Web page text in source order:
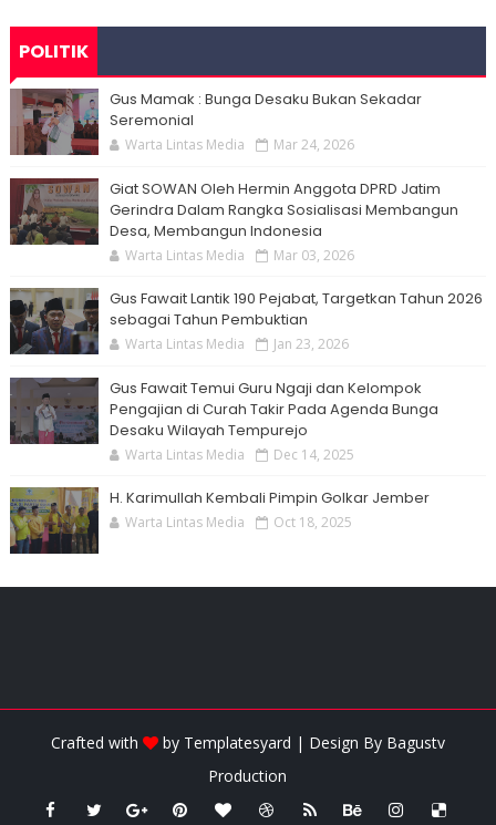
POLITIK
Gus Mamak : Bunga Desaku Bukan Sekadar
Seremonial
Warta Lintas Media Mar 24, 2026
Giat SOWAN Oleh Hermin Anggota DPRD Jatim
Gerindra Dalam Rangka Sosialisasi Membangun
Desa, Membangun Indonesia
Warta Lintas Media Mar 03, 2026
Gus Fawait Lantik 190 Pejabat, Targetkan Tahun 2026
sebagai Tahun Pembuktian
Warta Lintas Media Jan 23, 2026
Gus Fawait Temui Guru Ngaji dan Kelompok
Pengajian di Curah Takir Pada Agenda Bunga
Desaku Wilayah Tempurejo
Warta Lintas Media Dec 14, 2025
H. Karimullah Kembali Pimpin Golkar Jember
Warta Lintas Media Oct 18, 2025
Crafted with by Templatesyard | Design By Bagustv
Production